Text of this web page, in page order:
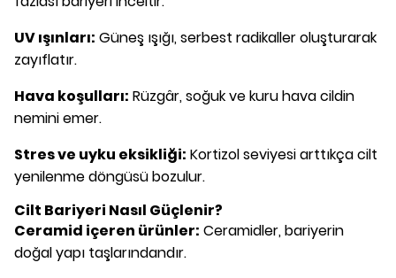
UV ışınları: Güneş ışığı, serbest radikaller oluşturarak
zayıflatır.
Hava koşulları: Rüzgâr, soğuk ve kuru hava cildin
nemini emer.
Stres ve uyku eksikliği: Kortizol seviyesi arttıkça cilt
yenilenme döngüsü bozulur.
Cilt Bariyeri Nasıl Güçlenir?
Ceramid içeren ürünler: Ceramidler, bariyerin
doğal yapı taşlarındandır.